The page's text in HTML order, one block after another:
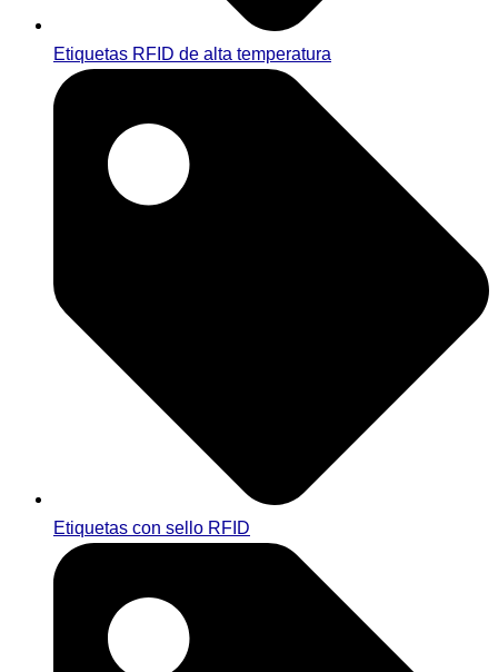
Etiquetas RFID de alta temperatura
Etiquetas con sello RFID